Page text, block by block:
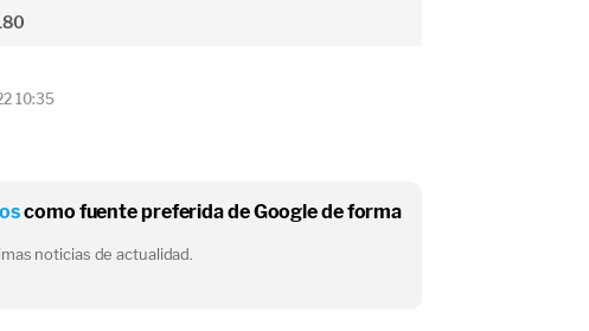
10:35
como fuente preferida de Google de forma
noticias de actualidad.